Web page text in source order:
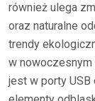
również ulega
oraz naturalne
trendy
w nowoczesnym
jest w porty USB